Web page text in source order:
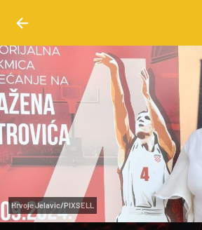
Hrvoje Jelavic/PIXSELL